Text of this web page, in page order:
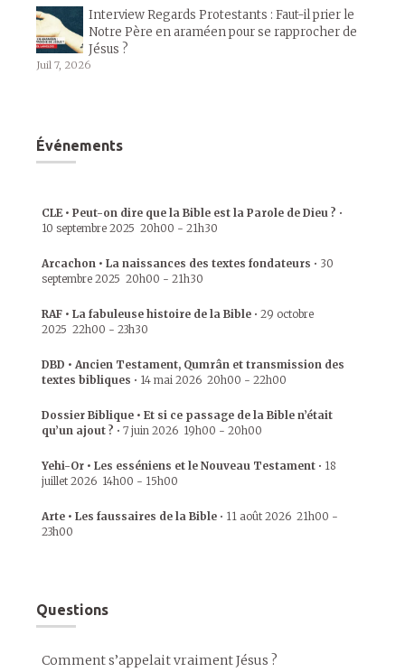
Interview Regards Protestants : Faut-il prier le
Notre Père en araméen pour se rapprocher de
Jésus ?
Juil 7, 2026
Événements
CLE • Peut-on dire que la Bible est la Parole de Dieu ? •
10 septembre 2025 20h00 - 21h30
Arcachon • La naissances des textes fondateurs • 30
septembre 2025 20h00 - 21h30
RAF • La fabuleuse histoire de la Bible • 29 octobre
2025 22h00 - 23h30
DBD • Ancien Testament, Qumrân et transmission des
textes bibliques • 14 mai 2026 20h00 - 22h00
Dossier Biblique • Et si ce passage de la Bible n’était
qu’un ajout ? • 7 juin 2026 19h00 - 20h00
Yehi-Or • Les esséniens et le Nouveau Testament • 18
juillet 2026 14h00 - 15h00
Arte • Les faussaires de la Bible • 11 août 2026 21h00 -
23h00
Questions
Comment s’appelait vraiment Jésus ?